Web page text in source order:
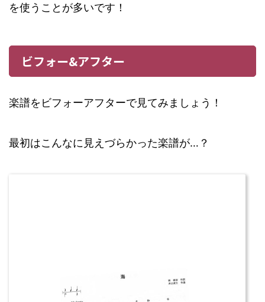
を使うことが多いです！
ビフォー&アフター
楽譜をビフォーアフターで見てみましょう！
最初はこんなに見えづらかった楽譜が…？